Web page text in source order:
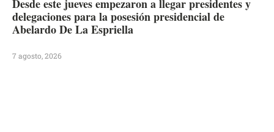
Desde este jueves empezaron a llegar presidentes y
delegaciones para la posesión presidencial de
Abelardo De La Espriella
7 agosto, 2026